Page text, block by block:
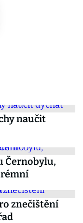
naučit
Černobylu,
znečištění